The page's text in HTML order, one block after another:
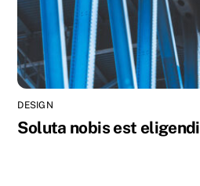
DESIGN
Soluta nobis est eligendi